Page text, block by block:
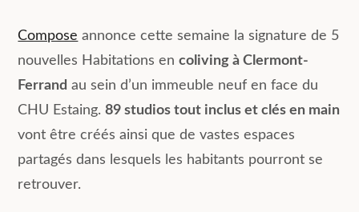
Compose annonce cette semaine la signature de 5
nouvelles Habitations encoliving à Clermont-
Ferrand au sein d’un immeuble neuf en face du
CHU Estaing.89 studios tout inclus et clés en main
vont être créés ainsi que de vastes espaces
partagés dans lesquels les habitants pourront se
retrouver.